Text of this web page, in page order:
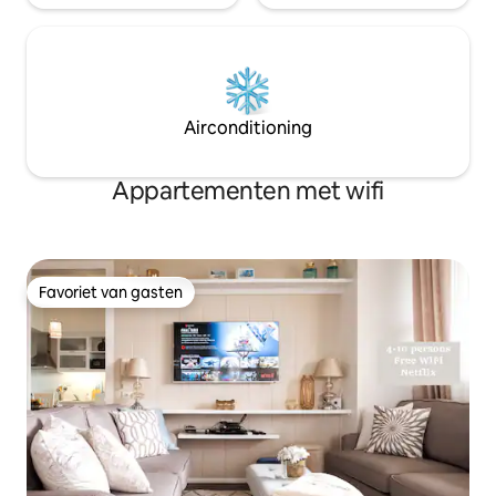
Airconditioning
Appartementen met wifi
Favoriet van gasten
Favoriet van gasten